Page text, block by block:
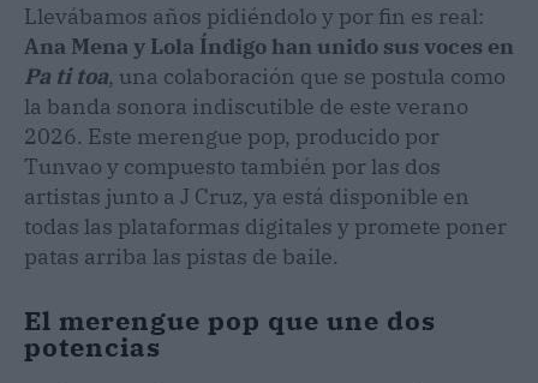
Llevábamos años pidiéndolo y por fin es real:
Ana Mena y Lola Índigo han unido sus voces en
Pa ti toa, una colaboración que se postula como
la banda sonora indiscutible de este verano
2026. Este merengue pop, producido por
Tunvao y compuesto también por las dos
artistas junto a J Cruz, ya está disponible en
todas las plataformas digitales y promete poner
patas arriba las pistas de baile.
El merengue pop que une dos
potencias